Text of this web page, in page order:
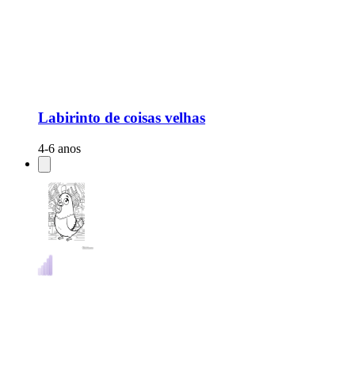
Labirinto de coisas velhas
4-6 anos